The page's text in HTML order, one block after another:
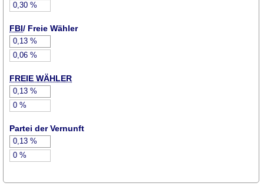
0,30 %
FBI/ Freie Wähler
0,13 %
0,06 %
FREIE WÄHLER
0,13 %
0 %
Partei der Vernunft
0,13 %
0 %